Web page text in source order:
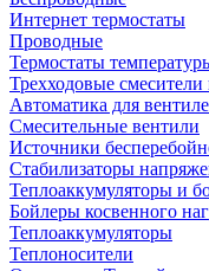
Интернет термостаты
Проводные
Термостаты
Трехходовые
Автоматика для
Смесительные вентили
Источники
Стабилизаторы
Теплоаккумуляторы и
Бойлеры косвенного
Теплоаккумуляторы
Теплоносители